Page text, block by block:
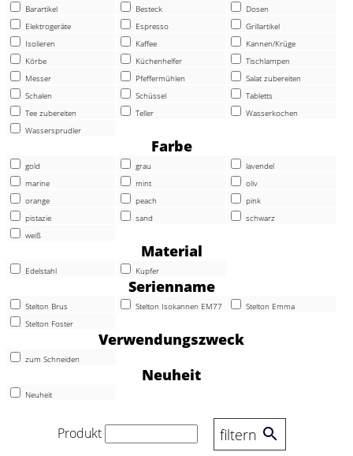
Barartikel Besteck
Dosen
Elektrogeräte
Espresso
Grillartikel
Isolieren
Kaffee
Kannen/Krüge
Körbe
Küchenhelfer
Tischlampen
Messer
Pfeffermühlen
Salat zubereiten
Schalen
Schüssel
Tabletts
Tee zubereiten
Teller
Wasserkochen
Wassersprudler
Farbe
gold grau
lavendel
marine
mint
oliv
orange
peach
pink
pistazie
sand
schwarz
weiß
Material
Edelstahl Kupfer
Serienname
Stelton Brus Stelton Isokannen EM77
Stelton Emma
Stelton Foster
Verwendungszweck
zum Schneiden
Neuheit
Neuheit
Produkt filtern